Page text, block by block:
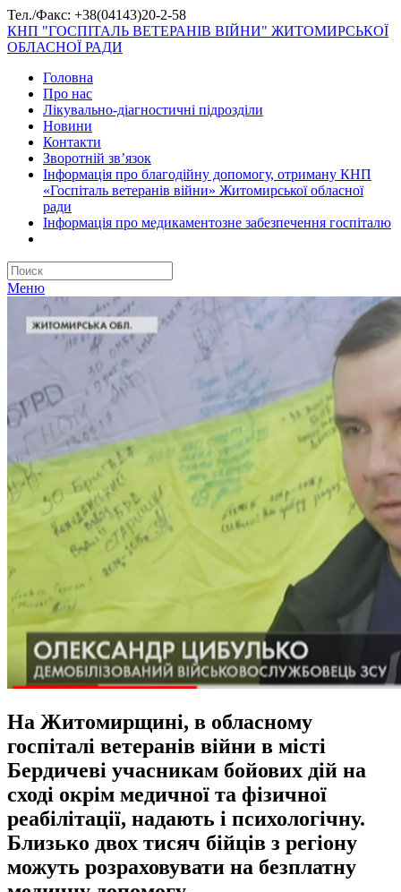
Тел./Факс: +38(04143)20-2-58
КНП "ГОСПІТАЛЬ ВЕТЕРАНІВ ВІЙНИ" ЖИТОМИРСЬКОЇ
ОБЛАСНОЇ РАДИ
Головна
Про нас
Лікувально-діагностичні підрозділи
Новини
Контакти
Зворотній зв’язок
Інформація про благодійну допомогу, отриману КНП
«Госпіталь ветеранів війни» Житомирської обласної
ради
Інформація про медикаментозне забезпечення госпіталю
Меню
На Житомирщині, в обласному
госпіталі ветеранів війни в місті
Бердичеві учасникам бойових дій на
сході окрім медичної та фізичної
реабілітації, надають і психологічну.
Близько двох тисяч бійців з регіону
можуть розраховувати на безплатну